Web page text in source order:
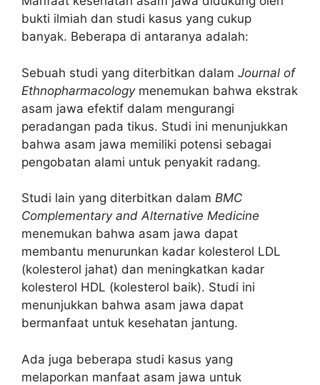
bukti ilmiah dan studi kasus yang cukup
banyak. Beberapa di antaranya adalah:
Sebuah studi yang diterbitkan dalam Journal of
Ethnopharmacologymenemukan bahwa ekstrak
asam jawa efektif dalam mengurangi
peradangan pada tikus. Studi ini menunjukkan
bahwa asam jawa memiliki potensi sebagai
pengobatan alami untuk penyakit radang.
Studi lain yang diterbitkan dalam BMC
Complementary and Alternative Medicine
menemukan bahwa asam jawa dapat
membantu menurunkan kadar kolesterol LDL
(kolesterol jahat) dan meningkatkan kadar
kolesterol HDL (kolesterol baik). Studi ini
menunjukkan bahwa asam jawa dapat
bermanfaat untuk kesehatan jantung.
Ada juga beberapa studi kasus yang
melaporkan manfaat asam jawa untuk